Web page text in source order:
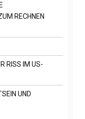
RECHNEN
RISS IM US-
UND